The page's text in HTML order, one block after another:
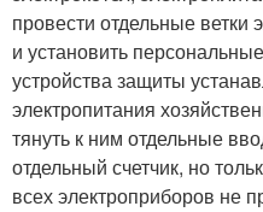
провести отдельные ветки
и установить
устройства защиты
электропитания
тянуть к ним отдельные
отдельный счетчик, но
всех электроприборов не